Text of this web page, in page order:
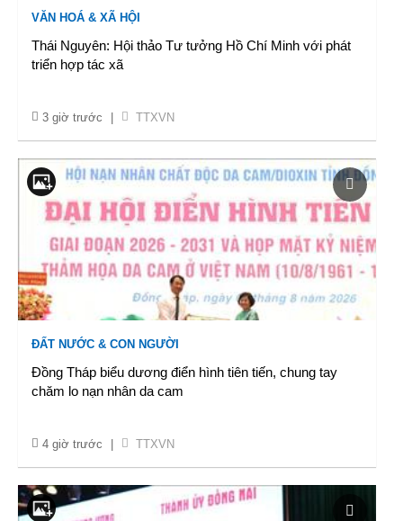
VĂN HOÁ & XÃ HỘI
Thái Nguyên: Hội thảo Tư tưởng Hồ Chí Minh với phát
triển hợp tác xã
3 giờ trước TTXVN
ĐẤT NƯỚC & CON NGƯỜI
Đồng Tháp biểu dương điển hình tiên tiến, chung tay
chăm lo nạn nhân da cam
4 giờ trước TTXVN